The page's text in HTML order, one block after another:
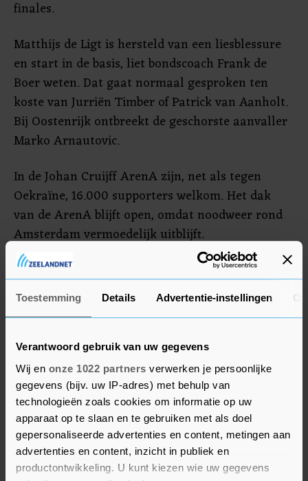
Toestemming Details Advertentie-instellingen
Verantwoord gebruik van uw gegevens
Wij en onze 1022 partners verwerken je persoonlijke
gegevens (bijv. uw IP-adres) met behulp van
technologieën zoals cookies om informatie op uw
apparaat op te slaan en te gebruiken met als doel
gepersonaliseerde advertenties en content, metingen aan
advertenties en content, inzicht in publiek en
productontwikkeling. U kunt kiezen wie uw gegevens
finales.
Matthijs de Ligt is hersteld van een liesblessure
en start in de basis, liet bondscoach Frank de
Boer weten. Dat gaat normaal gesproken ten
koste van Jurriën Timber of Patrick van Aanholt.
Bij Oostenrijk ontbreekt de geschorste aanvaller
Marko Arnautovic.
In de Johan Cruijff ArenA zijn, net als tegen
Oekraïne, 16.000 supporters welkom. Het dak
van de ArenA blijft open, omdat noodweer rond
Amsterdam vermoedelijk uitblijft.
Het duel van Oranje begint om 21.00 uur. In de
andere groepswedstrijd speelt Oekraïne in
Boekarest tegen Noord-Macedonië (aanvang:
Kopenhagen uit tegen België (18.00 uur).